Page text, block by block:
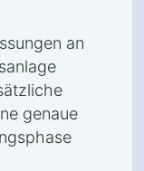
an
genaue